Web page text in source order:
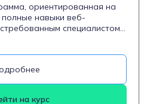
ориентированная на
полные навыки веб-
специалистом
с интерфейсами до
и управления базами
ключевые
на курс